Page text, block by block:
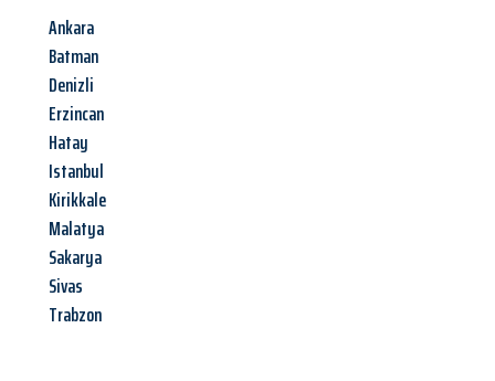
Ankara
Batman
Denizli
Erzincan
Hatay
Istanbul
Kirikkale
Malatya
Sakarya
Sivas
Trabzon